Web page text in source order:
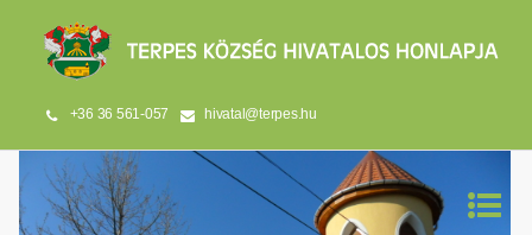
+36 36 561-057 hivatal@terpes.hu